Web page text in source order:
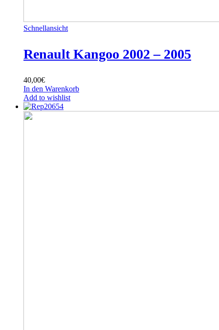
Schnellansicht
Renault Kangoo 2002 – 2005
40,00€
In den Warenkorb
Add to wishlist